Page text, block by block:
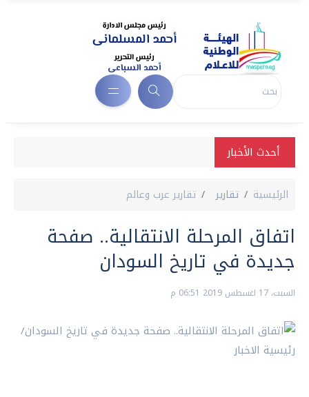
أحدث الأخبار
الرئيسية تقارير تقارير عرب وعالم
اتفاق المرحلة الانتقالية.. صفحة
جديدة في تاريخ السودان
السبت، 17 اغسطس 2019 06:51 م